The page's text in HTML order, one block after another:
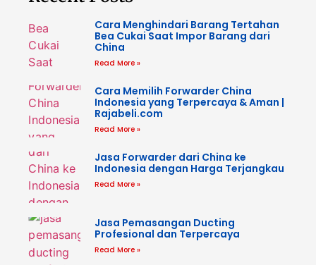
Cara Menghindari Barang Tertahan
Bea Cukai Saat Impor Barang dari
China
Read More »
Cara Memilih Forwarder China
Indonesia yang Terpercaya & Aman |
Rajabeli.com
Read More »
Jasa Forwarder dari China ke
Indonesia dengan Harga Terjangkau
Read More »
Jasa Pemasangan Ducting
Profesional dan Terpercaya
Read More »